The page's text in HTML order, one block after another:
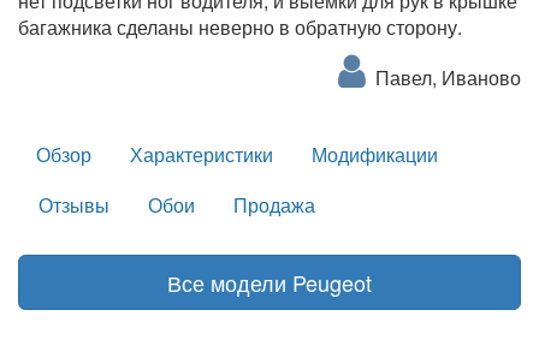
багажника сделаны неверно в обратную сторону.
Павел, Иваново
Обзор Характеристики
Модификации
Отзывы
Обои Продажа
Все модели Peugeot